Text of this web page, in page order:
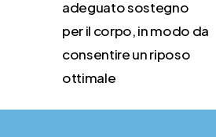
adeguato sostegno
per il corpo, in modo da
consentire un riposo
ottimale